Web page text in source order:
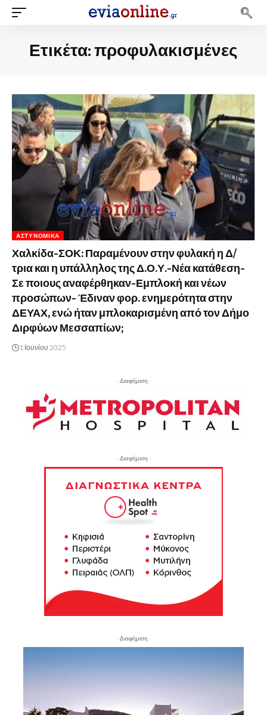
Ετικέτα:προφυλακισμένες
ΑΣΤΥΝΟΜΙΚΆ
Χαλκίδα-ΣΟΚ: Παραμένουν στην φυλακή η Δ/
τρια και η υπάλληλος της Δ.Ο.Υ.-Νέα κατάθεση-
Σε ποιους αναφέρθηκαν-Εμπλοκή και νέων
προσώπων- Έδιναν φορ. ενημερότητα στην
ΔΕΥΑΧ, ενώ ήταν μπλοκαρισμένη από τον Δήμο
Διρφύων Μεσσαπίων;
1 Ιουνίου 2025
- Διαφήμιση -
- Διαφήμιση -
- Διαφήμιση -